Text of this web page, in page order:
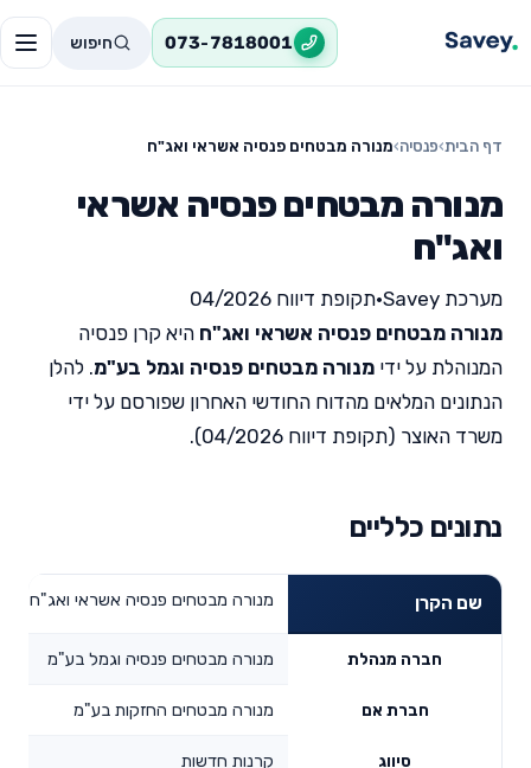
073-7818001 חיפוש
דף הבית›פנסיה›מנורה מבטחים פנסיה אשראי ואג"ח
מנורה מבטחים פנסיה אשראי
ואג"ח
מערכת Savey •תקופת דיווח 04/2026
מנורה מבטחים פנסיה אשראי ואג"ח היא קרן פנסיה
המנוהלת על ידי מנורה מבטחים פנסיה וגמל בע"מ. להלן
הנתונים המלאים מהדוח החודשי האחרון שפורסם על ידי
משרד האוצר (תקופת דיווח 04/2026).
נתונים כלליים
שם הקרן מנורה מבטחים פנסיה אשראי ואג"ח
חברה מנהלת מנורה מבטחים פנסיה וגמל בע"מ
חברת אם מנורה מבטחים החזקות בע"מ
סיווג קרנות חדשות